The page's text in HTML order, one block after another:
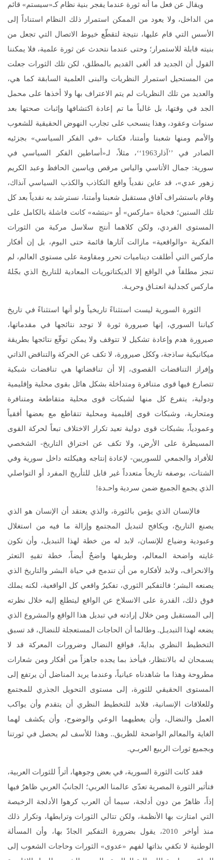
ويقال عن فعل ما أنه ثورة عندما يفجر بنية نظام كـ«سيستم» قائم
من الداخل، ولا يعود من الممكن استمرار ذلك النظام استناداً إلى
الأسس التي قام عليها، نتيجة لتقطّع خيوط الاتصال التي تجعل من
بنيته قابلة للاستمرار؛ وحتى عندما نتحدث عن ثورة علمية، فلا يمكننا
القول أن الجديد قد ألغى القديم بالمطلق، لكن تلك الثورات جعلت
من المستحيل استمرار النظريات والبنى العلمية السابقة كما هي،
والعديد من تلك النظريات لم يتم الاعتراف بها ولا أخذها على محمل
الجد في وقتها، بل غالباً ما تم إعادة اكتشافها وإثبات صحتها بعد
سنوات وعقود، وهذا ينسحب على تجارب النهوض الحقيقية للشعوب
والأمم ومنها شعبنا وأمتنا، فكتاب «في الفكر السياسي» بجزئيه
الصادر في ’’آذار1963‘‘، مثلاً، لـ«أساطين الفكر السياسي في
سورية: جمال الأتاسي والياس مرقص وياسين الحافظ وعبد الكريم
زهور عدي»، قد عاين نقدياً واقع التكاذب والكذب السياسي آنذاك،
وقام باستشراف آفاق مستقبل شعبنا وأمتنا، نسترشد به نقدياً بعد كل
تلك السنين؛ فحياة «ماركس» أو «نيتشه» كانت فاشلة بالكامل على
المستوى الفردي، ولكن كلاهما أنتج سلاسل مركبة من الثورات
الفكرية «والواقعية» مازالت آثارها قائمة حتى اليوم، بل إن أفكار
ماركس التي أطلقت ديناميات تحرر ومقاومة على مستوى العالم، لم
تنجز مطلقاً في الواقع إلا الديكتاتوريات المعادية للتاريخ الذي بجّلهُ
ماركس كجدلية انعتـاق وحريـة.
الثورة السورية ليست استثناءً تاريخياً ولو أنها استثناءً في تاريخ
كياننا السوري، إنها صيرورة ثورة لا توجد نتائجها في مقدماتها،
صيرورة هدم وإعادة تشكيل لا تتوقف ولا يمكن توقّع نتائجها بطريقة
ميكانيكية ساذجة، وككل صيرورة، لا تكف عن الحركة والتناقض الذاتي
وإفراز التناقضات القصوى، إلا أن تناقضاتها هي تناقضات شبكية
تتصارع فيها قوى متنافرة ومتداخلة بشكل هائل بقوى محلية وإقليمية
ودولية، يتفرع كل منها لشبكات قوى محلية متقاطعة ومتنافرة
ومتحاربة، وشبكات قوى إقليمية ومحلية تتقاطع مع بعضها أفقياً
وعمودياً، بشبكات قوى دولية تعيد تكرار الاختلاف تبعاً لحركة القوى
المسيطرة على الأرض، ولا تكف عن اختراق التاريخ- الشخصي
للأفراد والجمعي للسوريين- لإعادة إنتاجه وهيكلته داخل سورية وفي
الشتات، بوصفه تاريخاً متعدداً غير قابل للتأريخ المفرد أو التواصلي
الذي يجمع الجميع ضمن سردية واحـدة!
فالإنسان الذي يؤمن بالثورة، والذي يعتقد أن الإنسان هو الذي
يصنع التاريخ، ويكافح لتبديل المجتمع وإزالة ما فيه من استغلال
وعبودية وضياع للإنسان، لابد له من خطة لهذا التبديل، وأن تكون
غايته واضحة المعالم، وطريقها واضحٌ أيضاً، خطة تقيهِ التعثر
والانحراف، ولابد لأفكاره من أن تندمج في حياة البشر والتاريخ الذي
يصنعه البشر؛ فالتفكير الثوري، تفكيرٌ واقعي كل الواقعية، لكنه يملك
فوق ذلك، القدرة على الانسلاخ عن الواقع ليتطلع إليه خلال نظرته
إلى المستقبل ومن خلال إرادته في تبديل هذا الواقع والمشروع الذي
يضعه لهذا التبديـل. وطالما أن الحاجات المستعجلة للنضال، قد تسبق
التخطيط النظري بدايةً، فواقع النضال وضرورات المعركة قد لا
يسمحان له بالانتظار، فيأخذ بما يجده جاهزاً من أفكار ومن شعارات
مطروحة وهذا ما شاهدناه عيانياً، وعندما يريد المناضل أن يرتفع إلى
المستوى الحقيقي للثورة، إلى مستوى التحويل الجذري للمجتمع
وللعلاقات الإنسانية، فلابد للتخطيط النظري أن يتقدم وأن يواكب
العمل والنضال، وأن يعطيهما الوعي والوضوح، وأن يكشف لهما
الغاية والمعالم الواضحة للطريق.. وهذا للأسف لم يحصل في ثورتنا
وبجميع ثورات الربيع العربـي.
فقد كانت الثورة السورية، في بعض وجوهها، أثراً للثورات العربية،
فتأثير الثورة المصرية تعدّى عالمنا العربي؛ الجانبُ العربي ظاهرٌ فيها
إذاً، ظاهرٌ من دون أدلجة، سيما أن العرب كرهوا الأدلجة الرخيصة
التي امتازت بها الأنظمة، ولكن تتالي الثورات وترابطها، وتكرار ذلك
منذ أواخر 2010، يقول بضرورة التفكير الجادّ بها، وأن المسألة
الوطنية لا تكفي بذاتها لفهم «عدوى» الثورات وحاجات الشعوب إلى